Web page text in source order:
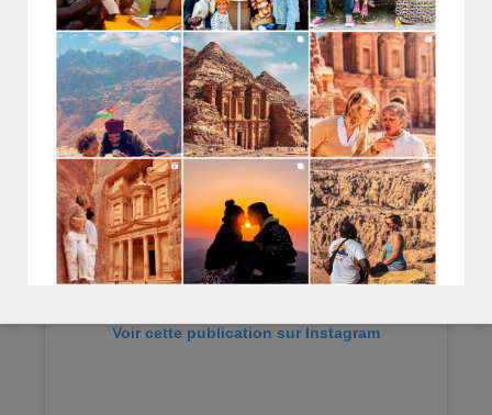
Voir cette publication sur Instagram